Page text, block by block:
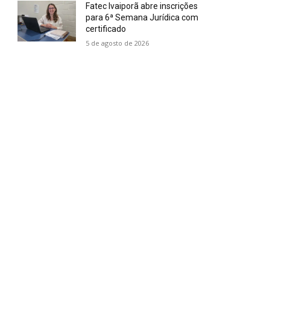
Fatec Ivaiporã abre inscrições
para 6ª Semana Jurídica com
certificado
5 de agosto de 2026